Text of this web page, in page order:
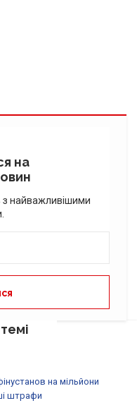
на
з найважливішими
на мільйони
штрафи